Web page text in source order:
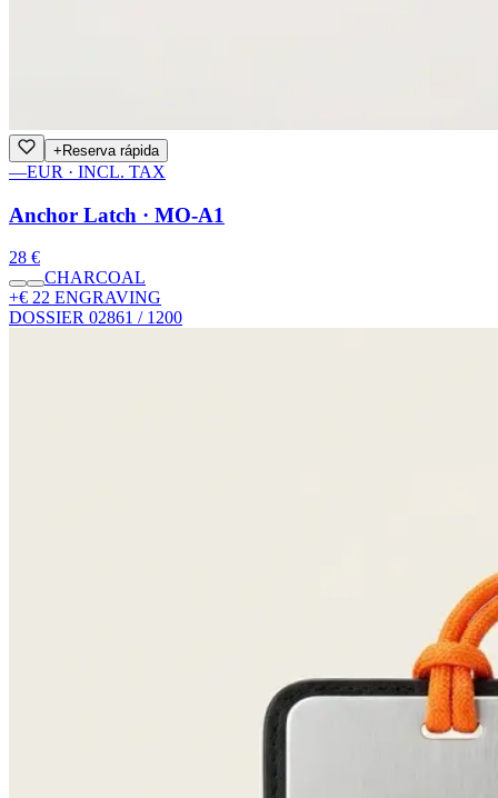
+ Reserva rápida
—EUR · INCL. TAX
Anchor Latch · MO-A1
28 €
CHARCOAL
+€ 22 ENGRAVING
DOSSIER 02861 / 1200